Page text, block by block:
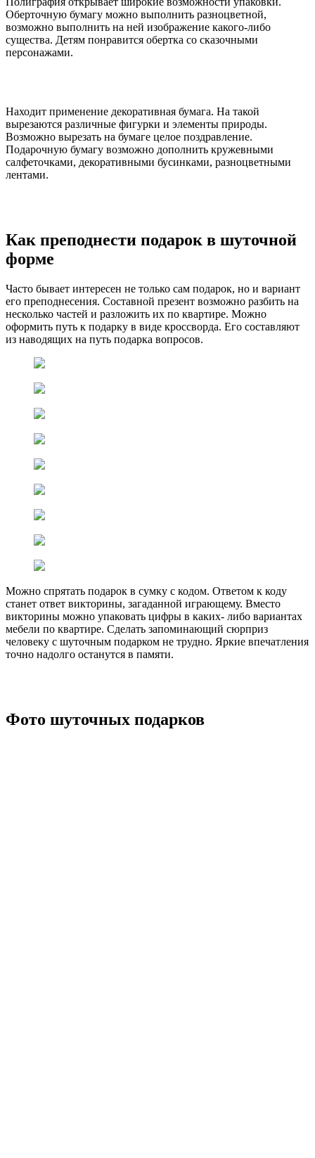
Оберточную бумагу можно выполнить разноцветной,
возможно выполнить на ней изображение какого-либо
существа. Детям понравится обертка со сказочными
персонажами.
Находит применение декоративная бумага. На такой
вырезаются различные фигурки и элементы природы.
Возможно вырезать на бумаге целое поздравление.
Подарочную бумагу возможно дополнить кружевными
салфеточками, декоративными бусинками, разноцветными
лентами.
Как преподнести подарок в шуточной
форме
Часто бывает интересен не только сам подарок, но и вариант
его преподнесения. Составной презент возможно разбить на
несколько частей и разложить их по квартире. Можно
оформить путь к подарку в виде кроссворда. Его составляют
из наводящих на путь подарка вопросов.
Можно спрятать подарок в сумку с кодом. Ответом к коду
станет ответ викторины, загаданной играющему. Вместо
викторины можно упаковать цифры в каких- либо вариантах
мебели по квартире. Сделать запоминающий сюрприз
человеку с шуточным подарком не трудно. Яркие впечатления
точно надолго останутся в памяти.
Фото шуточных подарков